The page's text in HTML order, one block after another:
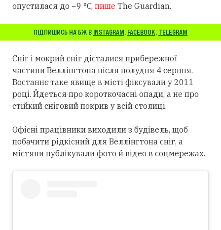
опустилася до −9 °C, пише The Guardian.
ПІДПИШИСЬ НА БЖ В INSTAGRAM, FACEBOOK, TELEGRAM
Сніг і мокрий сніг дісталися прибережної
частини Веллінгтона після полудня 4 серпня.
Востаннє таке явище в місті фіксували у 2011
році. Йдеться про короткочасні опади, а не про
стійкий сніговий покрив у всій столиці.
Офісні працівники виходили з будівель, щоб
побачити рідкісний для Веллінгтона сніг, а
містяни публікували фото й відео в соцмережах.